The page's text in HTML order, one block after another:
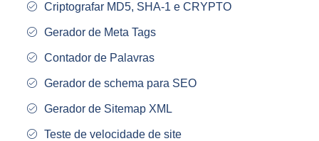
Criptografar MD5, SHA-1 e CRYPTO
Gerador de Meta Tags
Contador de Palavras
Gerador de schema para SEO
Gerador de Sitemap XML
Teste de velocidade de site